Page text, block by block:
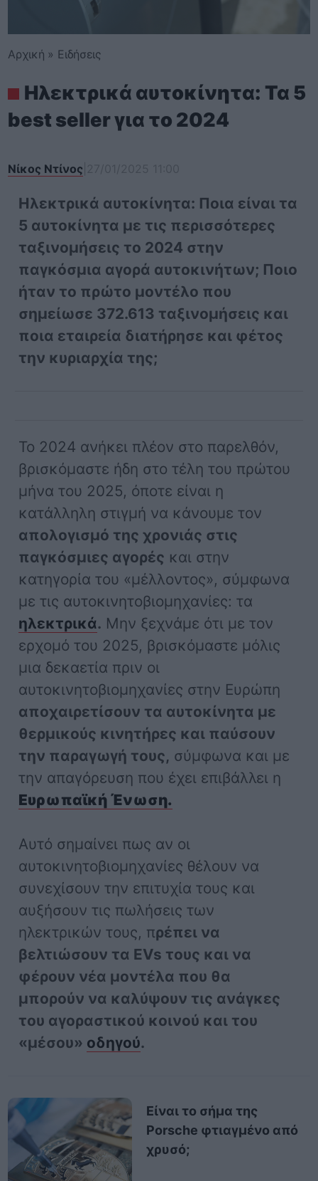
Αρχική » Ειδήσεις
Ηλεκτρικά αυτοκίνητα: Τα 5
best seller για το 2024
Νίκος Ντίνος
Ηλεκτρικά αυτοκίνητα: Ποια είναι τα
5 αυτοκίνητα με τις περισσότερες
ταξινομήσεις το 2024 στην
παγκόσμια αγορά αυτοκινήτων; Ποιο
ήταν το πρώτο μοντέλο που
σημείωσε 372.613 ταξινομήσεις και
ποια εταιρεία διατήρησε και φέτος
την κυριαρχία της;
Το 2024 ανήκει πλέον στο παρελθόν,
βρισκόμαστε ήδη στο τέλη του πρώτου
μήνα του 2025, όποτε είναι η
κατάλληλη στιγμή να κάνουμε τον
απολογισμό της χρονιάς στις
παγκόσμιες αγορές και στην
κατηγορία του «μέλλοντος», σύμφωνα
με τις αυτοκινητοβιομηχανίες: τα
ηλεκτρικά. Μην ξεχνάμε ότι με τον
ερχομό του 2025, βρισκόμαστε μόλις
μια δεκαετία πριν οι
αυτοκινητοβιομηχανίες στην Ευρώπη
αποχαιρετίσουν τα αυτοκίνητα με
θερμικούς κινητήρες και παύσουν
την παραγωγή τους, σύμφωνα και με
την απαγόρευση που έχει επιβάλλει η
Ευρωπαϊκή Ένωση.
Αυτό σημαίνει πως αν οι
αυτοκινητοβιομηχανίες θέλουν να
συνεχίσουν την επιτυχία τους και
αυξήσουν τις πωλήσεις των
ηλεκτρικών τους, πρέπει να
βελτιώσουν τα EVs τους και να
φέρουν νέα μοντέλα που θα
μπορούν να καλύψουν τις ανάγκες
του αγοραστικού κοινού και του
«μέσου» οδηγού.
Είναι το σήμα της
Porsche φτιαγμένο από
χρυσό;